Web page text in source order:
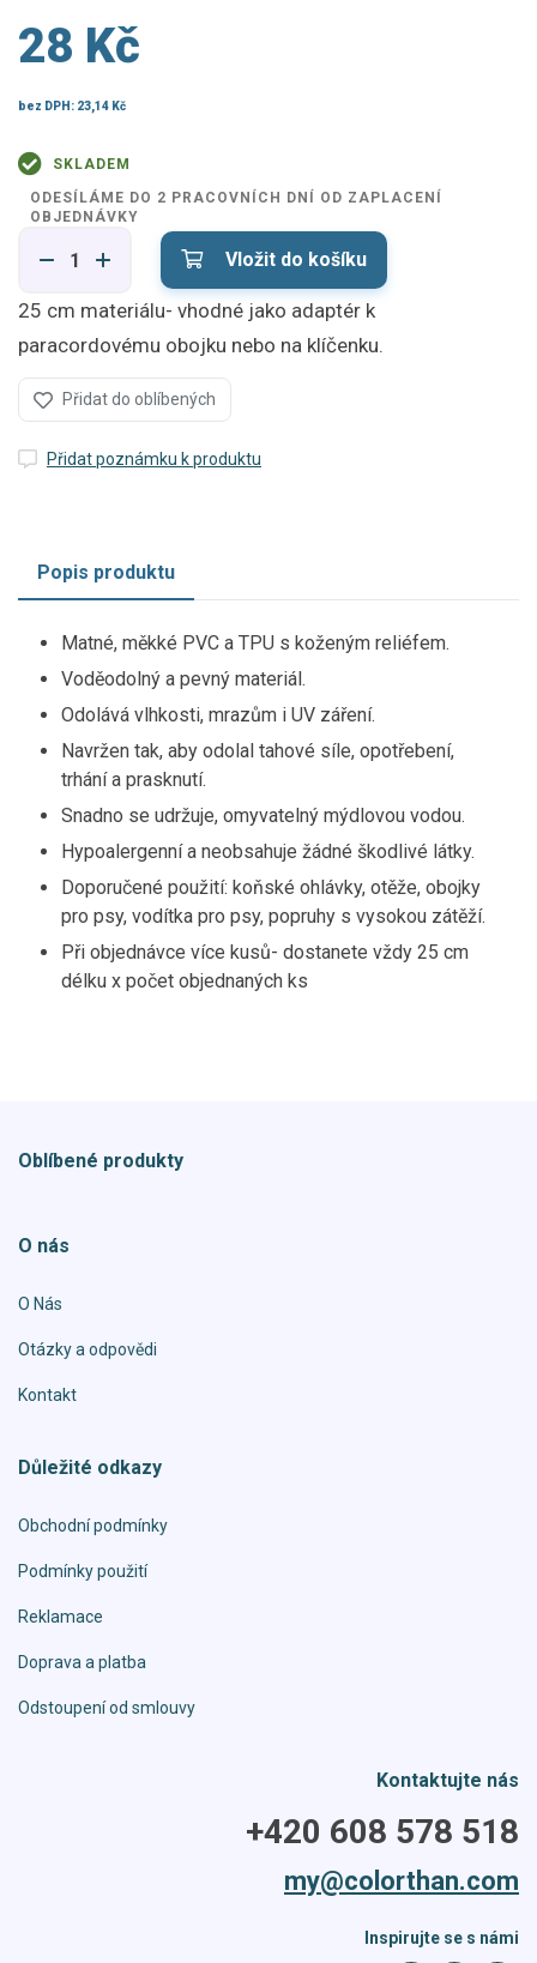
25 cm materiálu- vhodné jako adaptér k
paracordovému obojku nebo na klíčenku.
28 Kč
bez DPH: 23,14 Kč
Vložit do košíku
Přidat do oblíbených
Přidat poznámku k produktu
SKLADEM
ODESÍLÁME DO 2 PRACOVNÍCH DNÍ OD ZAPLACENÍ
OBJEDNÁVKY
Popis produktu
Matné, měkké PVC a TPU s koženým reliéfem.
Voděodolný a pevný materiál.
Odolává vlhkosti, mrazům i UV záření.
Navržen tak, aby odolal tahové síle, opotřebení,
trhání a prasknutí.
Snadno se udržuje, omyvatelný mýdlovou vodou.
Hypoalergenní a neobsahuje žádné škodlivé látky.
Doporučené použití: koňské ohlávky, otěže, obojky
pro psy, vodítka pro psy, popruhy s vysokou zátěží.
Při objednávce více kusů- dostanete vždy 25 cm
délku x počet objednaných ks
Oblíbené produkty
O nás
O Nás
Otázky a odpovědi
Kontakt
Důležité odkazy
Obchodní podmínky
Podmínky použití
Reklamace
Doprava a platba
Odstoupení od smlouvy
Kontaktujte nás
+420 608 578 518
my@colorthan.com
Inspirujte se s námi